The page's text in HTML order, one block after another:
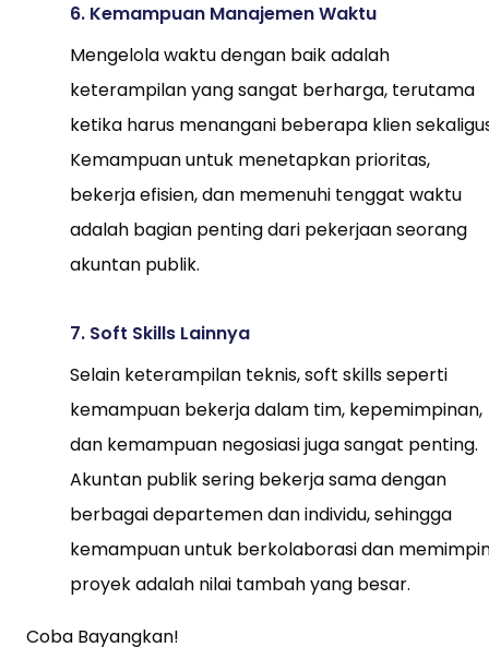
6. Kemampuan Manajemen Waktu
Mengelola waktu dengan baik adalah
keterampilan yang sangat berharga, terutama
ketika harus menangani beberapa klien
Kemampuan untuk menetapkan prioritas,
bekerja efisien, dan memenuhi tenggat waktu
adalah bagian penting dari pekerjaan seorang
akuntan publik.
7. Soft Skills Lainnya
Selain keterampilan teknis, soft skills seperti
kemampuan bekerja dalam tim, kepemimpinan,
dan kemampuan negosiasi juga sangat penting.
Akuntan publik sering bekerja sama dengan
berbagai departemen dan individu, sehingga
kemampuan untuk berkolaborasi dan
proyek adalah nilai tambah yang besar.
Coba Bayangkan!